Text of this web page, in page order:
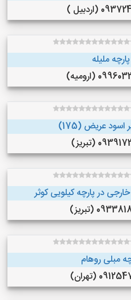
(اردبیل )
پارچه ملیله
(ارومیه)
اسود عریض (175)
(تبریز)
خارجی در پارچه کیلویی کوثر
(تبریز)
مبلی روهام
(تهران)